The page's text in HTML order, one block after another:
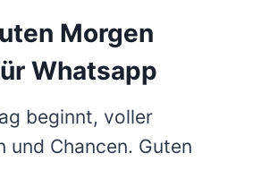
Morgen
Whatsapp
beginnt, voller
und Chancen. Guten